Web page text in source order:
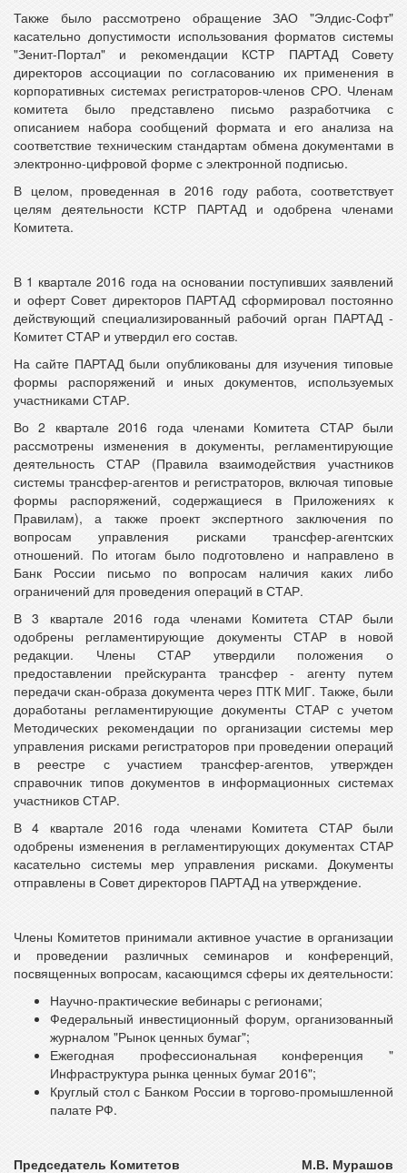
Также было рассмотрено обращение ЗАО "Элдис-Софт"
касательно допустимости использования форматов системы
"Зенит-Портал" и рекомендации КСТР ПАРТАД Совету
директоров ассоциации по согласованию их применения в
корпоративных системах регистраторов-членов СРО. Членам
комитета было представлено письмо разработчика с
описанием набора сообщений формата и его анализа на
соответствие техническим стандартам обмена документами в
электронно-цифровой форме с электронной подписью.
В целом, проведенная в 2016 году работа, соответствует
целям деятельности КСТР ПАРТАД и одобрена членами
Комитета.
В 1 квартале 2016 года на основании поступивших заявлений
и оферт Совет директоров ПАРТАД сформировал постоянно
действующий специализированный рабочий орган ПАРТАД -
Комитет СТАР и утвердил его состав.
На сайте ПАРТАД были опубликованы для изучения типовые
формы распоряжений и иных документов, используемых
участниками СТАР.
Во 2 квартале 2016 года членами Комитета СТАР были
рассмотрены изменения в документы, регламентирующие
деятельность СТАР (Правила взаимодействия участников
системы трансфер-агентов и регистраторов, включая типовые
формы распоряжений, содержащиеся в Приложениях к
Правилам), а также проект экспертного заключения по
вопросам управления рисками трансфер-агентских
отношений. По итогам было подготовлено и направлено в
Банк России письмо по вопросам наличия каких либо
ограничений для проведения операций в СТАР.
В 3 квартале 2016 года членами Комитета СТАР были
одобрены регламентирующие документы СТАР в новой
редакции. Члены СТАР утвердили положения о
предоставлении прейскуранта трансфер - агенту путем
передачи скан-образа документа через ПТК МИГ. Также, были
доработаны регламентирующие документы СТАР с учетом
Методических рекомендации по организации системы мер
управления рисками регистраторов при проведении операций
в реестре с участием трансфер-агентов, утвержден
справочник типов документов в информационных системах
участников СТАР.
В 4 квартале 2016 года членами Комитета СТАР были
одобрены изменения в регламентирующих документах СТАР
касательно системы мер управления рисками. Документы
отправлены в Совет директоров ПАРТАД на утверждение.
Члены Комитетов принимали активное участие в организации
и проведении различных семинаров и конференций,
посвященных вопросам, касающимся сферы их деятельности:
Научно-практические вебинары с регионами;
Федеральный инвестиционный форум, организованный
журналом "Рынок ценных бумаг";
Ежегодная профессиональная конференция "
Инфраструктура рынка ценных бумаг 2016";
Круглый стол с Банком России в торгово-промышленной
палате РФ.
Председатель Комитетов М.В. Мурашов